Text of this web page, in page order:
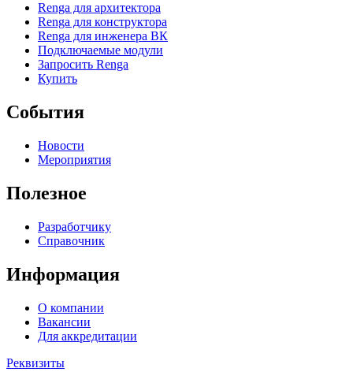
Renga для архитектора
Renga для конструктора
Renga для инженера ВК
Подключаемые модули
Запросить Renga
Купить
События
Новости
Мероприятия
Полезное
Разработчику
Справочник
Информация
О компании
Вакансии
Для аккредитации
Реквизиты